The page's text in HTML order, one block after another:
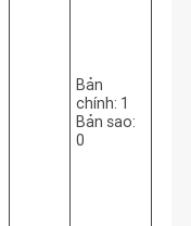
Bản
chính: 1
Bản sao:
0